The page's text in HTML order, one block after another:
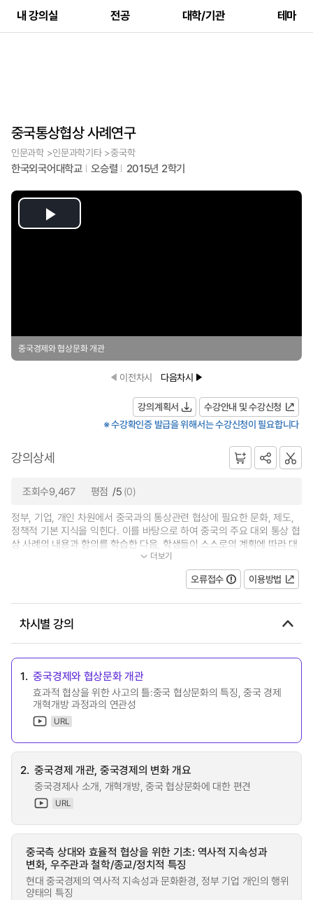
내 강의실 전공 대학/기관 테마
중국통상협상 사례연구
인문과학 >인문과학기타 >중국학
한국외국어대학교 오승렬 2015년 2학기
Play
중국경제와 협상문화 개관
이전차시 다음차시
강의계획서
수강안내 및 수강신청
※ 수강확인증 발급을 위해서는 수강신청이 필요합니다
강의상세
조회수9,467 평점 /5 (0)
정부, 기업, 개인 차원에서 중국과의 통상관련 협상에 필요한 문화, 제도,
정책적 기본 지식을 익힌다. 이를 바탕으로 하여 중국의 주요 대외 통상 협
상 사례의 내용과 함의를 학습한 다음, 학생들이 스스로의 계획에 따라 대
중국 협상프로젝트를 설계한다. 구...더보기
오류접수 이용방법
차시별 강의
1. 중국경제와 협상문화 개관
효과적 협상을 위한 사고의 틀:중국 협상문화의 특징, 중국 경제
개혁개방 과정과의 연관성
URL
2. 중국경제 개관, 중국경제의 변화 개요
중국경제사 소개, 개혁개방, 중국 협상문화에 대한 편견
URL
중국측 상대와 효율적 협상을 위한 기초: 역사적 지속성과
변화, 우주관과 철학/종교/정치적 특징
현대 중국경제의 역사적 지속성과 문화환경, 정부 기업 개인의 행위
양태의 특징